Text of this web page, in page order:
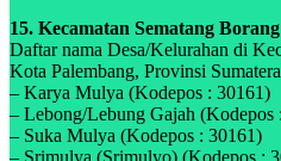
15. Kecamatan Sematang Borang
Daftar nama Desa/Kelurahan di
Kota Palembang, Provinsi
– Karya Mulya (Kodepos : 30161)
– Lebong/Lebung Gajah (Kodepos
– Suka Mulya (Kodepos : 30161)